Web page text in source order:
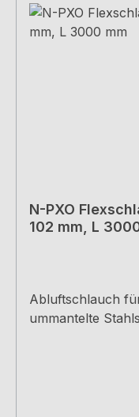
N-PXO
102 mm, L
Abluftschlauch für